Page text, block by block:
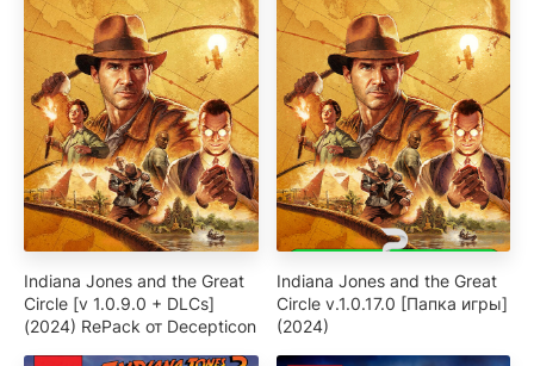
Indiana Jones and the Great
Circle [v 1.0.9.0 + DLCs]
(2024) RePack от Decepticon
Indiana Jones and the Great
Circle v.1.0.17.0 [Папка игры]
(2024)